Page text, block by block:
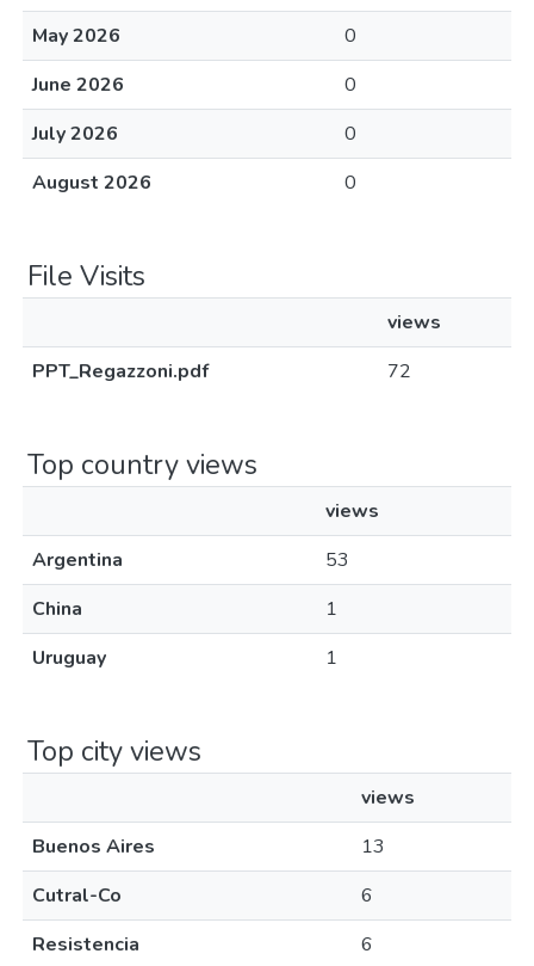
May 2026
0
June 2026
0
July 2026
0
August 2026
0
File Visits
views
PPT_Regazzoni.pdf
72
Top country views
views
Argentina
53
China
1
Uruguay
1
Top city views
views
Buenos Aires
13
Cutral-Co
6
Resistencia
6